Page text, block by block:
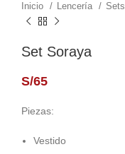
Inicio Lencería Sets
Set Soraya
S/65
Piezas:
Vestido